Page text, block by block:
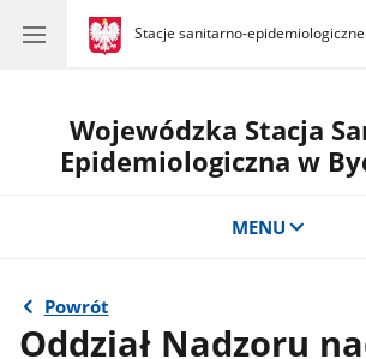
gov.pl
Stacje sanitarno-epidemiologiczne
gov.pl
Stacje
Wojewódzka Stacja
Epidemiologiczna w
MENU
Powrót
Oddział Nadzoru